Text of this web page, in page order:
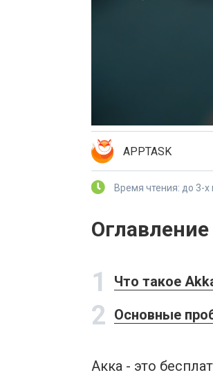
APPTASK
Время чтения: до 3-х
Оглавление
1 Что такое
2 Основные
Акка - это